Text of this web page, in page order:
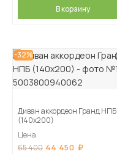
В корзину
-32%
Диван аккордеон Гранд НПБ
(140х200)
Цена
65 400 44 450